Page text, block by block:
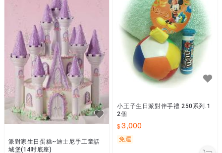
派對家生日蛋糕~迪士尼手工童話
城堡(14吋底座)
小王子生日派對伴手禮 250系列.1
2個
3,000
免運